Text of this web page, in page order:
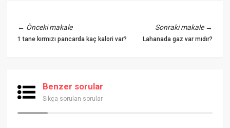
← Önceki makale
1 tane kırmızı pancarda kaç kalori var?
Sonraki makale→
Lahanada gaz var mıdır?
Benzer sorular
Sıkça sorulan sorular